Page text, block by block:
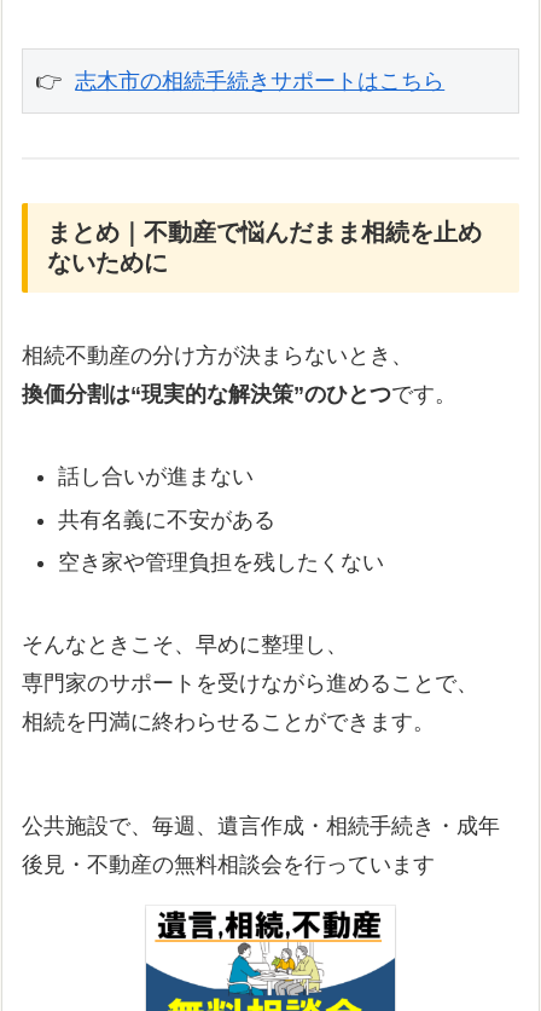
👉 志木市の相続手続きサポートはこちら
まとめ｜不動産で悩んだまま相続を止め
ないために
相続不動産の分け方が決まらないとき、
換価分割は“現実的な解決策”のひとつです。
話し合いが進まない
共有名義に不安がある
空き家や管理負担を残したくない
そんなときこそ、早めに整理し、
専門家のサポートを受けながら進めることで、
相続を円満に終わらせることができます。
公共施設で、毎週、遺言作成・相続手続き・成年
後見・不動産の無料相談会を行っています